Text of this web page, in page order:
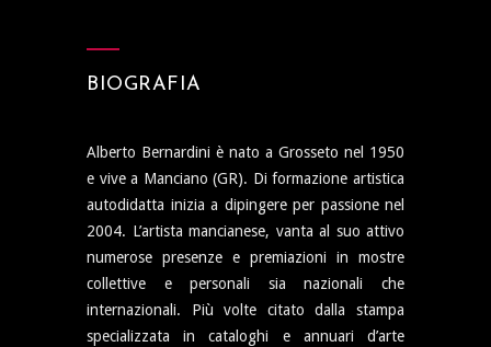
BIOGRAFIA
Alberto Bernardini è nato a Grosseto nel 1950
e vive a Manciano (GR). Di formazione artistica
autodidatta inizia a dipingere per passione nel
2004. L’artista mancianese, vanta al suo attivo
numerose presenze e premiazioni in mostre
collettive e personali sia nazionali che
internazionali. Più volte citato dalla stampa
specializzata in cataloghi e annuari d’arte